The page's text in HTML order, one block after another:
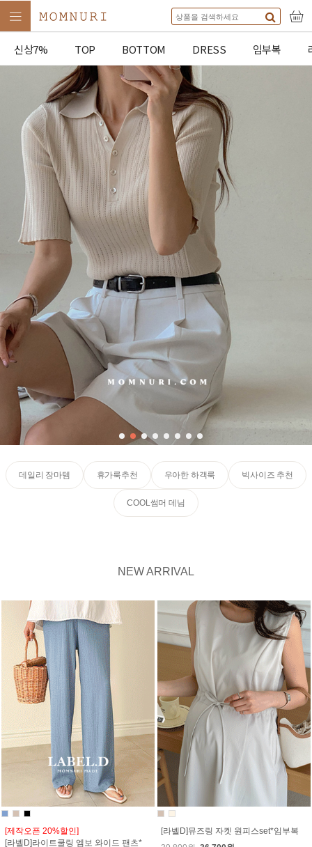
신상7% TOP BOTTOM DRESS 임부복
데일리 장마템 휴가룩추천 우아한 하객룩 빅사이즈 추천
COOL썸머 데님
NEW ARRIVAL
[제작오픈 20%할인]
[라벨D]라이트쿨링 엠보 와이드 팬츠*
[라벨D]뮤즈링 자켓 원피스set*임부복